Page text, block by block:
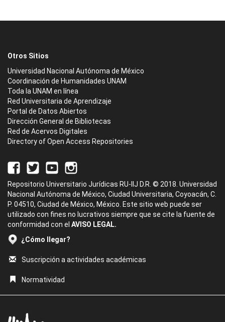
Otros Sitios
Universidad Nacional Autónoma de México
Coordinación de Humanidades UNAM
Toda la UNAM en línea
Red Universitaria de Aprendizaje
Portal de Datos Abiertos
Dirección General de Bibliotecas
Red de Acervos Digitales
Directory of Open Access Repositories
Repositorio Universitario Jurídicas RU-IIJ D.R. © 2018. Universidad
Nacional Autónoma de México, Ciudad Universitaria, Coyoacán, C.
P. 04510, Ciudad de México, México. Este sitio web puede ser
utilizado con fines no lucrativos siempre que se cite la fuente de
conformidad con el AVISO LEGAL.
¿Cómo llegar?
Suscripción a actividades académicas
Normatividad